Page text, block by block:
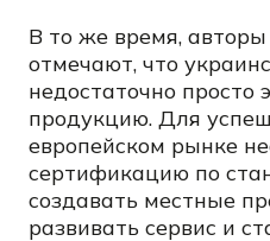
В то же время,
отмечают, что
недостаточно просто
продукцию. Для
европейском рынке
сертификацию по
создавать местные
развивать сервис и